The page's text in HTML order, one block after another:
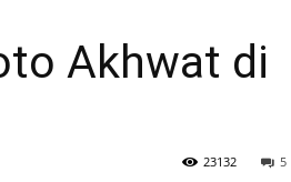
Akhwat di
5
23132